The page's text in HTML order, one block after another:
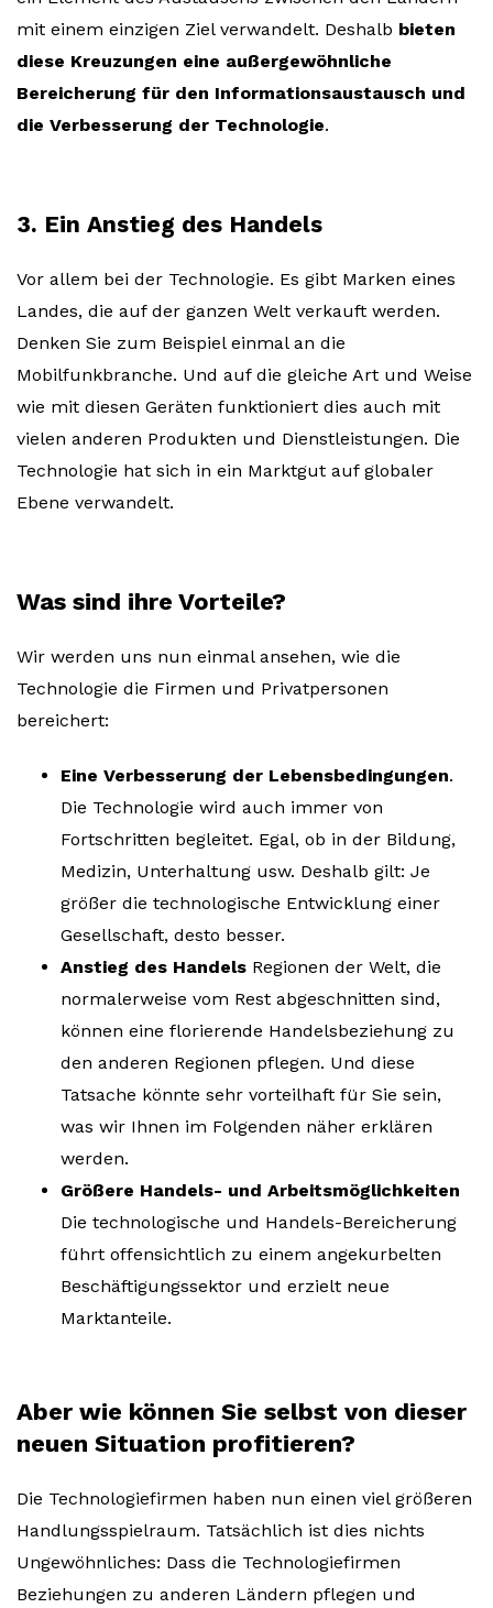
mit einem einzigen Ziel verwandelt. Deshalb bieten
diese Kreuzungen eine außergewöhnliche
Bereicherung für den Informationsaustausch und
die Verbesserung der Technologie.
3. Ein Anstieg des Handels
Vor allem bei der Technologie. Es gibt Marken eines
Landes, die auf der ganzen Welt verkauft werden.
Denken Sie zum Beispiel einmal an die
Mobilfunkbranche. Und auf die gleiche Art und Weise
wie mit diesen Geräten funktioniert dies auch mit
vielen anderen Produkten und Dienstleistungen. Die
Technologie hat sich in ein Marktgut auf globaler
Ebene verwandelt.
Was sind ihre Vorteile?
Wir werden uns nun einmal ansehen, wie die
Technologie die Firmen und Privatpersonen
bereichert:
Eine Verbesserung der Lebensbedingungen.
Die Technologie wird auch immer von
Fortschritten begleitet. Egal, ob in der Bildung,
Medizin, Unterhaltung usw. Deshalb gilt: Je
größer die technologische Entwicklung einer
Gesellschaft, desto besser.
Anstieg des Handels Regionen der Welt, die
normalerweise vom Rest abgeschnitten sind,
können eine florierende Handelsbeziehung zu
den anderen Regionen pflegen. Und diese
Tatsache könnte sehr vorteilhaft für Sie sein,
was wir Ihnen im Folgenden näher erklären
werden.
Größere Handels- und Arbeitsmöglichkeiten
Die technologische und Handels-Bereicherung
führt offensichtlich zu einem angekurbelten
Beschäftigungssektor und erzielt neue
Marktanteile.
Aber wie können Sie selbst von dieser
neuen Situation profitieren?
Die Technologiefirmen haben nun einen viel größeren
Handlungsspielraum. Tatsächlich ist dies nichts
Ungewöhnliches: Dass die Technologiefirmen
Beziehungen zu anderen Ländern pflegen und